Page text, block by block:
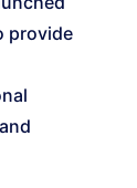
provide